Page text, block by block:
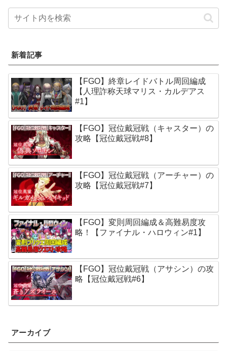
新着記事
【FGO】終章レイドバトル周回編成
【人理詐称天球マリス・カルデアス
#1】
【FGO】冠位戴冠戦（キャスター）の
攻略【冠位戴冠戦#8】
【FGO】冠位戴冠戦（アーチャー）の
攻略【冠位戴冠戦#7】
【FGO】変則周回編成＆高難易度攻
略！【ファイナル・ハロウィン#1】
【FGO】冠位戴冠戦（アサシン）の攻
略【冠位戴冠戦#6】
アーカイブ